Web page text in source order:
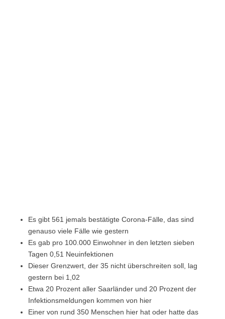
Es gibt 561 jemals bestätigte Corona-Fälle, das sind
genauso viele Fälle wie gestern
Es gab pro 100.000 Einwohner in den letzten sieben
Tagen 0,51 Neuinfektionen
Dieser Grenzwert, der 35 nicht überschreiten soll, lag
gestern bei 1,02
Etwa 20 Prozent aller Saarländer und 20 Prozent der
Infektionsmeldungen kommen von hier
Einer von rund 350 Menschen hier hat oder hatte das